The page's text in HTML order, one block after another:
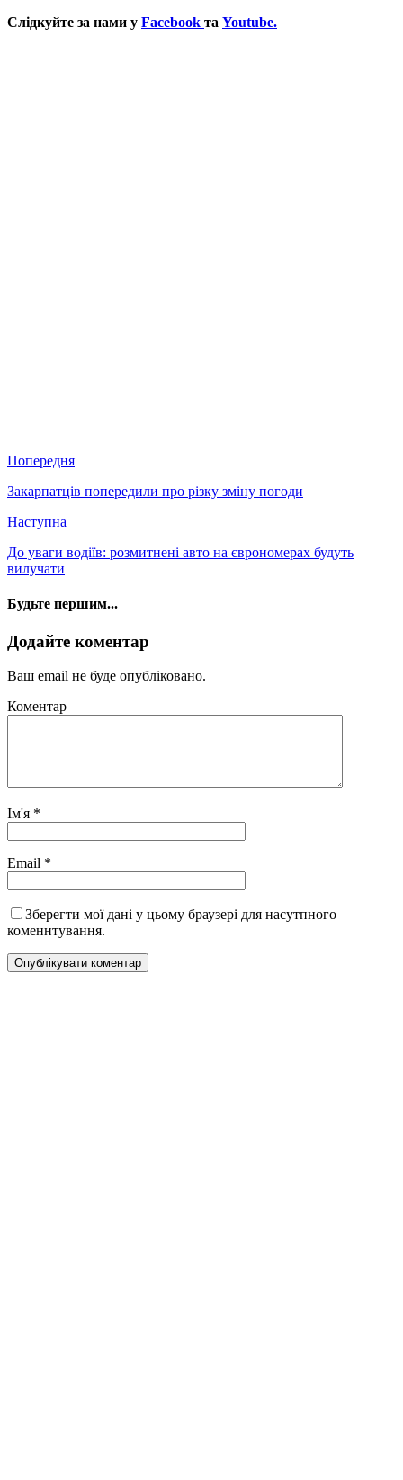
Слідкуйте за нами у Facebook та Youtube.
Попередня
Закарпатців попередили про різку зміну погоди
Наступна
До уваги водіїв: розмитнені авто на єврономерах будуть
вилучати
Будьте першим...
Додайте коментар
Ваш email не буде опубліковано.
Коментар
Ім'я *
Email *
Зберегти мої дані у цьому браузері для насутпного
коменнтування.